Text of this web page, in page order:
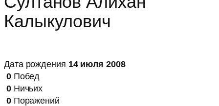
Калыкулович
Дата рождения 14 июля 2008
0 Побед
0 Ничьих
0 Поражений